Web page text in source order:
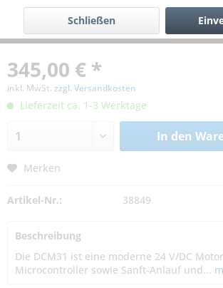
345,00 € *
inkl. MwSt. zzgl. Versandkosten
Lieferzeit ca. 1-3 Werktage
In den
Merken
Artikel-Nr.: 38849
Beschreibung
Die DCM31 ist eine moderne 24 V/DC
Microcontroller sowie Sanft-Anlauf und...
Schließen